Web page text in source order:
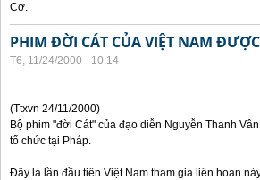
Cơ.
PHIM ĐỜI CÁT CỦA VIỆT NAM
T6, 11/24/2000 - 10:14
(Ttxvn 24/11/2000)
Bộ phim "đời Cát" của đạo diễn Nguyễn Thanh
tổ chức tại Pháp.
Đây là lần đầu tiên Việt Nam tham gia liên hoan